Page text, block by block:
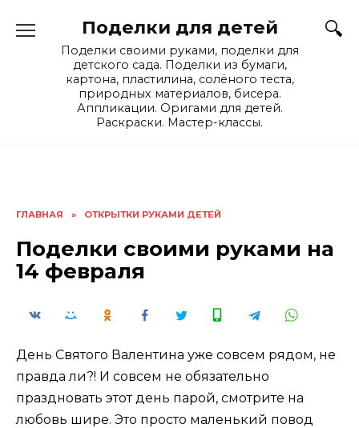
Поделки для детей
Поделки своими руками, поделки для
детского сада. Поделки из бумаги,
картона, пластилина, солёного теста,
природных материалов, бисера.
Аппликации. Оригами для детей.
Раскраски. Мастер-классы.
ГЛАВНАЯ » ОТКРЫТКИ РУКАМИ ДЕТЕЙ
Поделки своими руками на
14 февраля
День Святого Валентина уже совсем рядом, не
правда ли?! И совсем не обязательно
праздновать этот день парой, смотрите на
любовь шире. Это просто маленький повод